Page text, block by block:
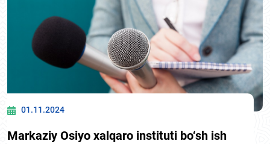
01.11.2024
Markaziy Osiyo xalqaro instituti bo‘sh ish